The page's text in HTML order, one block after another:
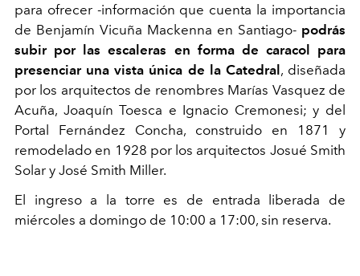
para ofrecer -información que cuenta la importancia
de Benjamín Vicuña Mackenna en Santiago- podrás
subir por las escaleras en forma de caracol para
presenciar una vista única de la Catedral, diseñada
por los arquitectos de renombres Marías Vasquez de
Acuña, Joaquín Toesca e Ignacio Cremonesi; y del
Portal Fernández Concha, construido en 1871 y
remodelado en 1928 por los arquitectos Josué Smith
Solar y José Smith Miller.
El ingreso a la torre es de entrada liberada de
miércoles a domingo de 10:00 a 17:00, sin reserva.